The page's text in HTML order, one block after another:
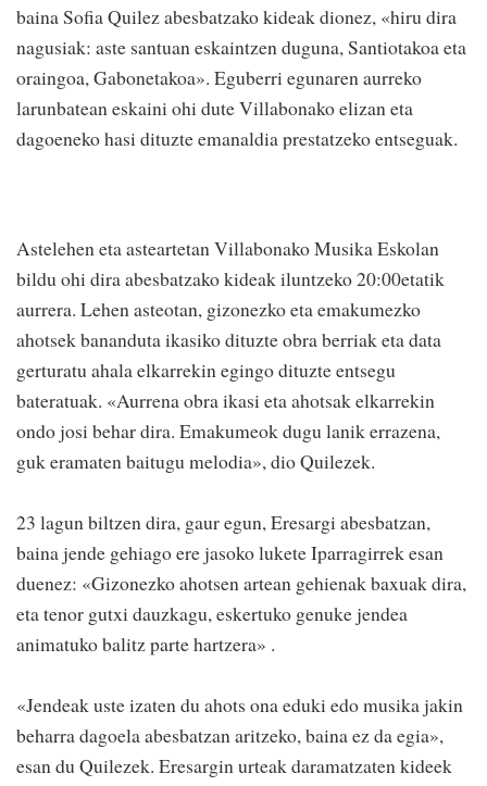
baina Sofia Quilez abesbatzako kideak dionez, «hiru dira
nagusiak: aste santuan eskaintzen duguna, Santiotakoa eta
oraingoa, Gabonetakoa». Eguberri egunaren aurreko
larunbatean eskaini ohi dute Villabonako elizan eta
dagoeneko hasi dituzte emanaldia prestatzeko entseguak.
Astelehen eta asteartetan Villabonako Musika Eskolan
bildu ohi dira abesbatzako kideak iluntzeko 20:00etatik
aurrera. Lehen asteotan, gizonezko eta emakumezko
ahotsek bananduta ikasiko dituzte obra berriak eta data
gerturatu ahala elkarrekin egingo dituzte entsegu
bateratuak. «Aurrena obra ikasi eta ahotsak elkarrekin
ondo josi behar dira. Emakumeok dugu lanik errazena,
guk eramaten baitugu melodia», dio Quilezek.
23 lagun biltzen dira, gaur egun, Eresargi abesbatzan,
baina jende gehiago ere jasoko lukete Iparragirrek esan
duenez: «Gizonezko ahotsen artean gehienak baxuak dira,
eta tenor gutxi dauzkagu, eskertuko genuke jendea
animatuko balitz parte hartzera» .
«Jendeak uste izaten du ahots ona eduki edo musika jakin
beharra dagoela abesbatzan aritzeko, baina ez da egia»,
esan du Quilezek. Eresargin urteak daramatzaten kideek